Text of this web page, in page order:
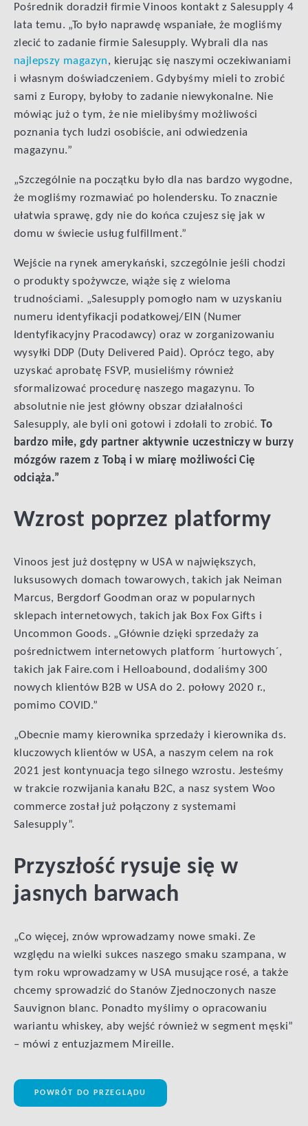
Pośrednik doradził firmie Vinoos kontakt z Salesupply 4
lata temu. „To było naprawdę wspaniałe, że mogliśmy
zlecić to zadanie firmie Salesupply. Wybrali dla nas
najlepszy magazyn, kierując się naszymi oczekiwaniami
i własnym doświadczeniem. Gdybyśmy mieli to zrobić
sami z Europy, byłoby to zadanie niewykonalne. Nie
mówiąc już o tym, że nie mielibyśmy możliwości
poznania tych ludzi osobiście, ani odwiedzenia
magazynu.”
„Szczególnie na początku było dla nas bardzo wygodne,
że mogliśmy rozmawiać po holendersku. To znacznie
ułatwia sprawę, gdy nie do końca czujesz się jak w
domu w świecie usług fulfillment.”
Wejście na rynek amerykański, szczególnie jeśli chodzi
o produkty spożywcze, wiąże się z wieloma
trudnościami. „Salesupply pomogło nam w uzyskaniu
numeru identyfikacji podatkowej/EIN (Numer
Identyfikacyjny Pracodawcy) oraz w zorganizowaniu
wysyłki DDP (Duty Delivered Paid). Oprócz tego, aby
uzyskać aprobatę FSVP, musieliśmy również
sformalizować procedurę naszego magazynu. To
absolutnie nie jest główny obszar działalności
Salesupply, ale byli oni gotowi i zdołali to zrobić.To
bardzo miłe, gdy partner aktywnie uczestniczy w burzy
mózgów razem z Tobą i w miarę możliwości Cię
odciąża.”
Wzrost poprzez platformy
Vinoos jest już dostępny w USA w największych,
luksusowych domach towarowych, takich jak Neiman
Marcus, Bergdorf Goodman oraz w popularnych
sklepach internetowych, takich jak Box Fox Gifts i
Uncommon Goods. „Głównie dzięki sprzedaży za
pośrednictwem internetowych platform ´hurtowych´,
takich jak Faire.com i Helloabound, dodaliśmy 300
nowych klientów B2B w USA do 2. połowy 2020 r.,
pomimo COVID.”
„Obecnie mamy kierownika sprzedaży i kierownika ds.
kluczowych klientów w USA, a naszym celem na rok
2021 jest kontynuacja tego silnego wzrostu. Jesteśmy
w trakcie rozwijania kanału B2C, a nasz system Woo
commerce został już połączony z systemami
Salesupply”.
Przyszłość rysuje się w
jasnych barwach
„Co więcej, znów wprowadzamy nowe smaki. Ze
względu na wielki sukces naszego smaku szampana, w
tym roku wprowadzamy w USA musujące rosé, a także
chcemy sprowadzić do Stanów Zjednoczonych nasze
Sauvignon blanc. Ponadto myślimy o opracowaniu
wariantu whiskey, aby wejść również w segment męski”
– mówi z entuzjazmem Mireille.
POWRÓT DO PRZEGLĄDU